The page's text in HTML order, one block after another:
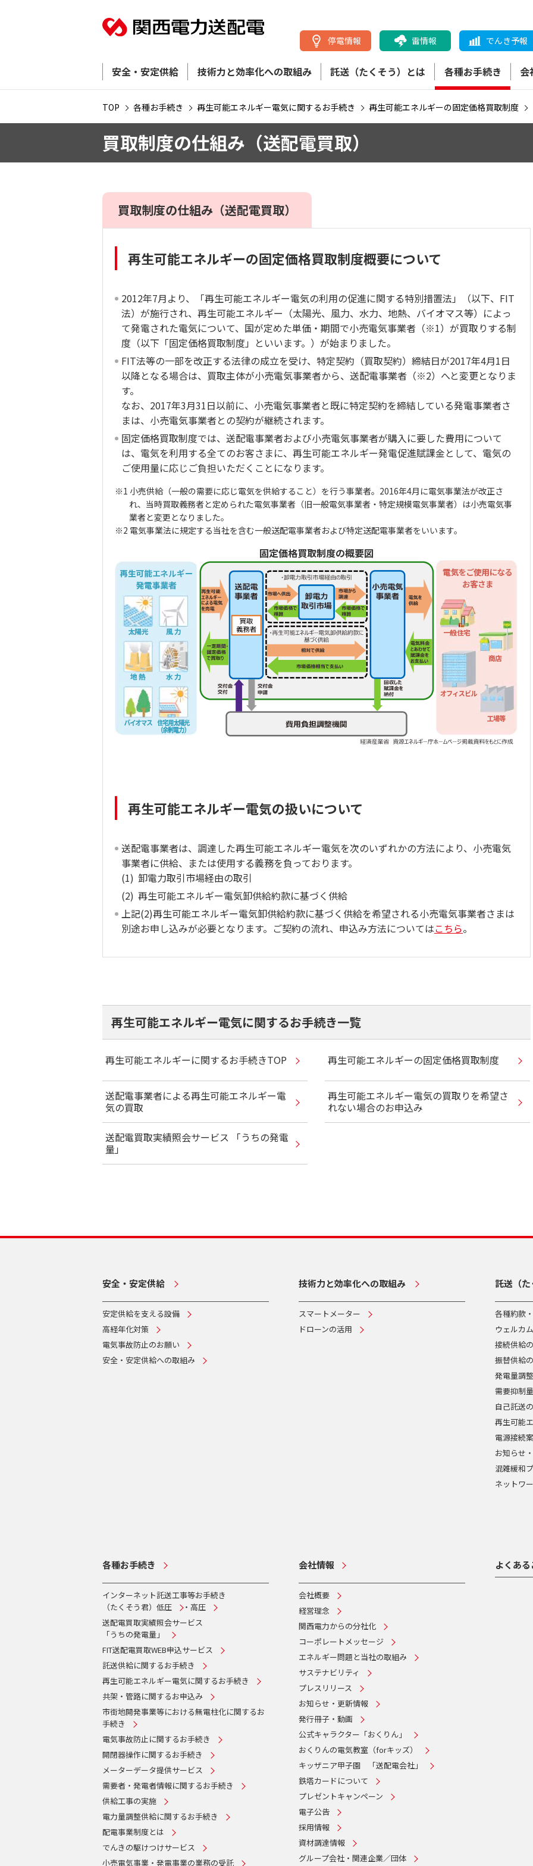
停電情報 雷情報 でんき予報
安全・安定供給 技術力と効率化への取組み 託送（たくそう）とは 各種お手続き 会
TOP 各種お手続き 再生可能エネルギー電気に関するお手続き 再生可能エネルギーの固定価格買取制度
買取制度の仕組み（送配電買取）
買取制度の仕組み（送配電買取）
再生可能エネルギーの固定価格買取制度概要について
2012年7月より、「再生可能エネルギー電気の利用の促進に関する特別措置法」（以下、FIT
法）が施行され、再生可能エネルギー（太陽光、風力、水力、地熱、バイオマス等）によっ
て発電された電気について、国が定めた単価・期間で小売電気事業者（※1）が買取りする制
度（以下「固定価格買取制度」といいます。）が始まりました。
FIT法等の一部を改正する法律の成立を受け、特定契約（買取契約）締結日が2017年4月1日
以降となる場合は、買取主体が小売電気事業者から、送配電事業者（※2）へと変更となりま
す。
なお、2017年3月31日以前に、小売電気事業者と既に特定契約を締結している発電事業者さ
まは、小売電気事業者との契約が継続されます。
固定価格買取制度では、送配電事業者および小売電気事業者が購入に要した費用について
は、電気を利用する全てのお客さまに、再生可能エネルギー発電促進賦課金として、電気の
ご使用量に応じご負担いただくことになります。
※1 小売供給（一般の需要に応じ電気を供給すること）を行う事業者。2016年4月に電気事業法が改正さ
れ、当時買取義務者と定められた電気事業者（旧一般電気事業者・特定規模電気事業者）は小売電気事
業者と変更となりました。
※2 電気事業法に規定する当社を含む一般送配電事業者および特定送配電事業者をいいます。
固定価格買取制度の概要図
再生可能エネルギー電気の扱いについて
送配電事業者は、調達した再生可能エネルギー電気を次のいずれかの方法により、小売電気
事業者に供給、または使用する義務を負っております。
(1) 卸電力取引市場経由の取引
(2) 再生可能エネルギー電気卸供給約款に基づく供給
上記(2)再生可能エネルギー電気卸供給約款に基づく供給を希望される小売電気事業者さまは
別途お申し込みが必要となります。ご契約の流れ、申込み方法についてはこちら。
再生可能エネルギー電気に関するお手続き一覧
再生可能エネルギーに関するお手続きTOP 再生可能エネルギーの固定価格買取制度
送配電事業者による再生可能エネルギー電
気の買取
再生可能エネルギー電気の買取りを希望さ
れない場合のお申込み
送配電買取実績照会サービス 「うちの発電
量」
安全・安定供給
安定供給を支える設備
高経年化対策
電気事故防止のお願い
安全・安定供給への取組み
技術力と効率化への取組み
スマートメーター
ドローンの活用
託送（
各種約款
ウェルカ
接続供給
振替供給
発電量調
需要抑制
自己託送
再生可能
電源接続
お知らせ
混雑緩和
ネットワ
各種お手続き
インターネット託送工事等お手続き
（たくそう君） 低圧 ・ 高圧
送配電買取実績照会サービス
「うちの発電量」
FIT送配電買取WEB申込サービス
託送供給に関するお手続き
再生可能エネルギー電気に関するお手続き
共架・管路に関するお申込み
市街地開発事業等における無電柱化に関するお
手続き
電気事故防止に関するお手続き
開閉器操作に関するお手続き
メーターデータ提供サービス
需要者・発電者情報に関するお手続き
供給工事の実施
電力量調整供給に関するお手続き
配電事業制度とは
でんきの駆けつけサービス
小売電気事業・発電事業の業務の受託
会社情報
会社概要
経営理念
関西電力からの分社化
コーポレートメッセージ
エネルギー問題と当社の取組み
サステナビリティ
プレスリリース
お知らせ・更新情報
発行冊子・動画
公式キャラクター「おくりん」
おくりんの電気教室（forキッズ）
キッザニア甲子園 「送配電会社」
鉄塔カードについて
プレゼントキャンペーン
電子公告
採用情報
資材調達情報
グループ会社・関連企業／団体
よくあ